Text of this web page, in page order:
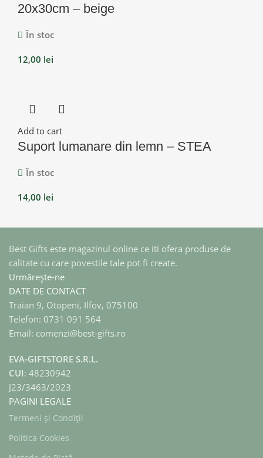
20x30cm – beige
În stoc
12,00 lei
Add to cart
Suport lumanare din lemn – STEA
În stoc
14,00 lei
Best Gifts este magazinul online ce iti ofera produse de
calitate cu care povestile tale pot fi create.
Urmărește-ne
DATE DE CONTACT
Traian 9, Otopeni, Ilfov, 075100
Telefon: 0731 091 564
Email: comenzi@best-gifts.ro
EVA-GIFTSTORE S.R.L.
CUI: 48230942
J23/3463/2023
PAGINI LEGALE
Termeni și Condiții
Politica Cookies